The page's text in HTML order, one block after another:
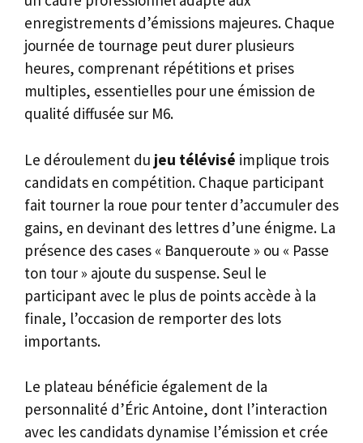
enregistrements d’émissions majeures. Chaque
journée de tournage peut durer plusieurs
heures, comprenant répétitions et prises
multiples, essentielles pour une émission de
qualité diffusée sur M6.
Le déroulement du jeu télévisé implique trois
candidats en compétition. Chaque participant
fait tourner la roue pour tenter d’accumuler des
gains, en devinant des lettres d’une énigme. La
présence des cases « Banqueroute » ou « Passe
ton tour » ajoute du suspense. Seul le
participant avec le plus de points accède à la
finale, l’occasion de remporter des lots
importants.
Le plateau bénéficie également de la
personnalité d’Éric Antoine, dont l’interaction
avec les candidats dynamise l’émission et crée